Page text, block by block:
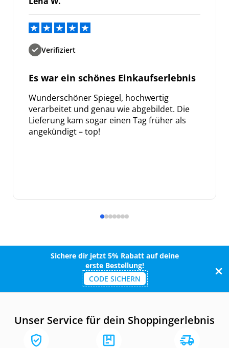
Verifiziert
Es war ein schönes Einkaufserlebnis
Wunderschöner Spiegel, hochwertig
verarbeitet und genau wie abgebildet. Die
Lieferung kam sogar einen Tag früher als
angekündigt – top!
Sichere dir jetzt 5% Rabatt auf deine
erste Bestellung!
CODE SICHERN
Unser Service für dein Shoppingerlebnis